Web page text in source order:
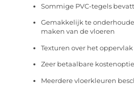
Sommige PVC-tegels
Gemakkelijk te
maken van de vloeren
Texturen over het
Zeer betaalbare kostenoptie
Meerdere vloerkleuren